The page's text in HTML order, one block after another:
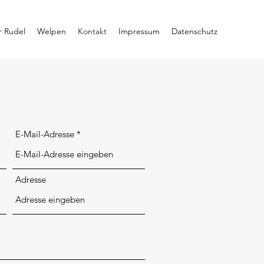
Rudel Welpen Kontakt Impressum Datenschutz
E-Mail-Adresse
Adresse